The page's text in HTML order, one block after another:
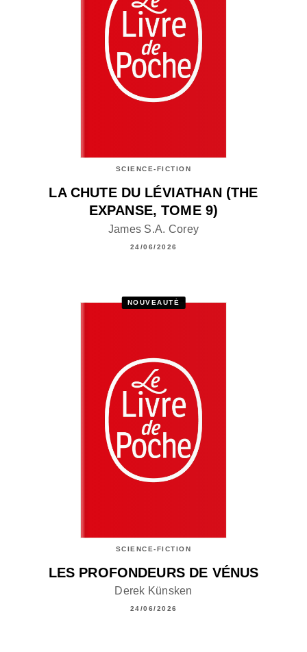
SCIENCE-FICTION
LA CHUTE DU LÉVIATHAN (THE
EXPANSE, TOME 9)
James S.A. Corey
24/06/2026
NOUVEAUTÉ
SCIENCE-FICTION
LES PROFONDEURS DE VÉNUS
Derek Künsken
24/06/2026